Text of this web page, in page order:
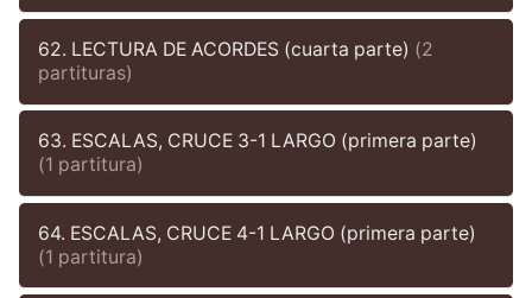
62. LECTURA DE ACORDES (cuarta parte) (2
partituras)
63. ESCALAS, CRUCE 3-1 LARGO (primera parte)
(1 partitura)
64. ESCALAS, CRUCE 4-1 LARGO (primera parte)
(1 partitura)